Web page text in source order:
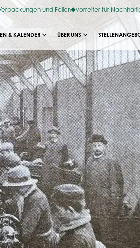
und Folien vorreiter für
& KALENDER ÜBER UNS